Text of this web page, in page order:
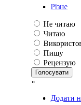
Різне
Не читаю
Читаю
Пишу
Рецензую
»
Додати